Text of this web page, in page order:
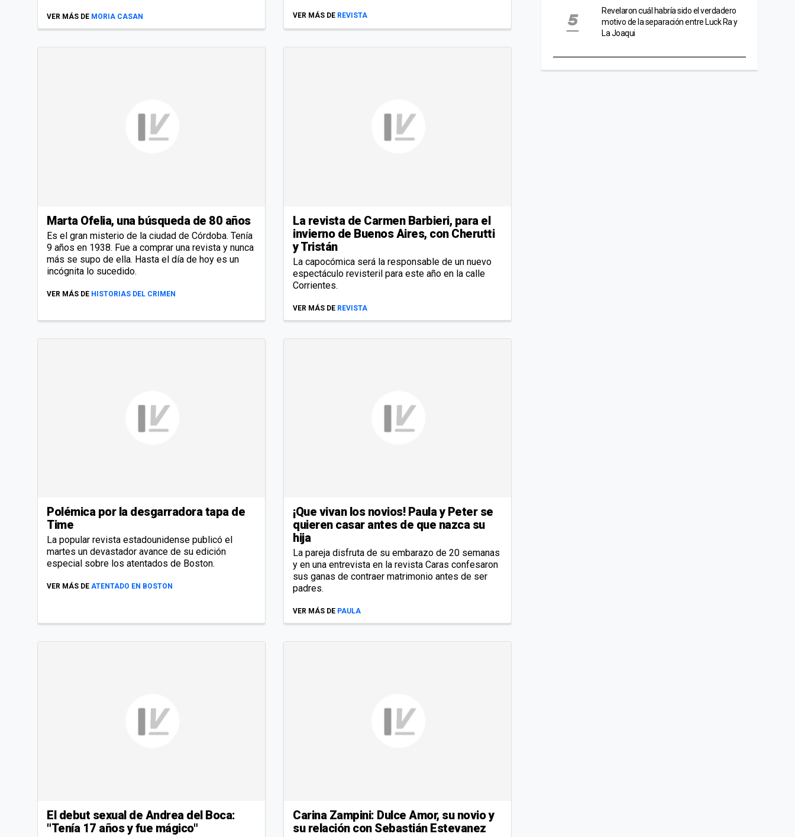
VER MÁS DE MORIA CASAN VER MÁS DE REVISTA
Marta Ofelia, una búsqueda de 80 años
Es el gran misterio de la ciudad de Córdoba. Tenía
9 años en 1938. Fue a comprar una revista y nunca
más se supo de ella. Hasta el día de hoy es un
incógnita lo sucedido.
VER MÁS DE HISTORIAS DEL CRIMEN
La revista de Carmen Barbieri, para el
invierno de Buenos Aires, con Cherutti
y Tristán
La capocómica será la responsable de un nuevo
espectáculo revisteril para este año en la calle
Corrientes.
VER MÁS DE REVISTA
Polémica por la desgarradora tapa de
Time
La popular revista estadounidense publicó el
martes un devastador avance de su edición
especial sobre los atentados de Boston.
VER MÁS DE ATENTADO EN BOSTON
¡Que vivan los novios! Paula y Peter se
quieren casar antes de que nazca su
hija
La pareja disfruta de su embarazo de 20 semanas
y en una entrevista en la revista Caras confesaron
sus ganas de contraer matrimonio antes de ser
padres.
VER MÁS DE PAULA
El debut sexual de Andrea del Boca:
"Tenía 17 años y fue mágico"
Carina Zampini: Dulce Amor, su novio y
su relación con Sebastián Estevanez
Revelaron cuál habría sido el verdadero
motivo de la separación entre Luck Ra y
La Joaqui